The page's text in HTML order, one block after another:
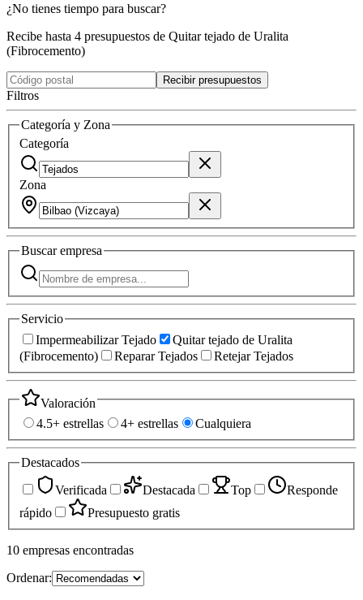
¿No tienes tiempo para buscar?
Recibe hasta 4 presupuestos de Quitar tejado de Uralita
(Fibrocemento)
Recibir presupuestos
Filtros
Categoría y Zona
Categoría
Zona
Buscarempresa
Servicio
Impermeabilizar Tejado
Quitar tejado de Uralita
(Fibrocemento)
Reparar Tejados Retejar Tejados
Valoración
4.5+ estrellas
4+ estrellas Cualquiera
Destacados
Verificada
Destacada Top
Responde
rápido
Presupuesto gratis
10 empresas encontradas
Ordenar: